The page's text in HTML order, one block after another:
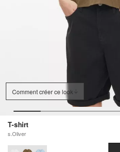
Comment créer ce look
T-shirt
s.Oliver